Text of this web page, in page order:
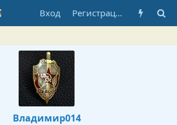
Вход Регистрация
Владимир014